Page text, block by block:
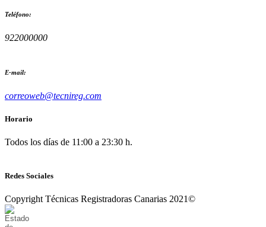
Teléfono:
922000000
E-mail:
correoweb@tecnireg.com
Horario
Todos los días de 11:00 a 23:30 h.
Redes Sociales
Copyright Técnicas Registradoras Canarias 2021©